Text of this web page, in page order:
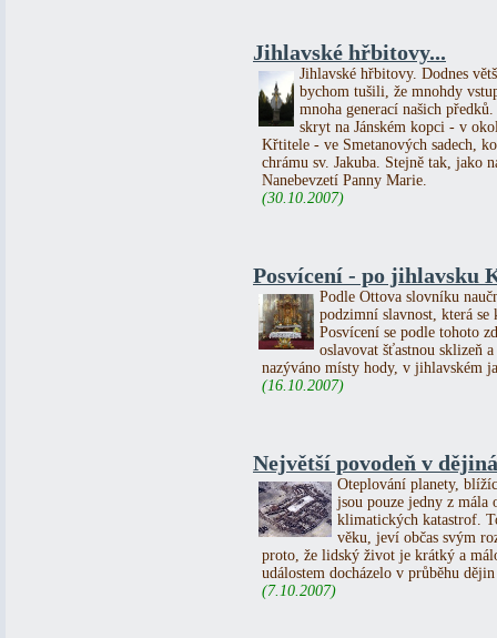
Jihlavské hřbitovy...
Jihlavské hřbitovy. Dodnes
bychom tušili, že mnohdy
mnoha generací našich
skryt na Jánském kopci - v
Křtitele - ve Smetanových sadech,
chrámu sv. Jakuba. Stejně tak, jako
Nanebevzetí Panny Marie.
(30.10.2007)
Posvícení - po jihlavsku
Podle Ottova slovníku
podzimní slavnost, která se
Posvícení se podle tohoto
oslavovat šťastnou sklizeň
nazýváno místy hody, v jihlavském
(16.10.2007)
Největší povodeň v
Oteplování planety,
jsou pouze jedny z mála
klimatických katastrof.
věku, jeví občas svým
proto, že lidský život je krátký a
událostem docházelo v průběhu
(7.10.2007)